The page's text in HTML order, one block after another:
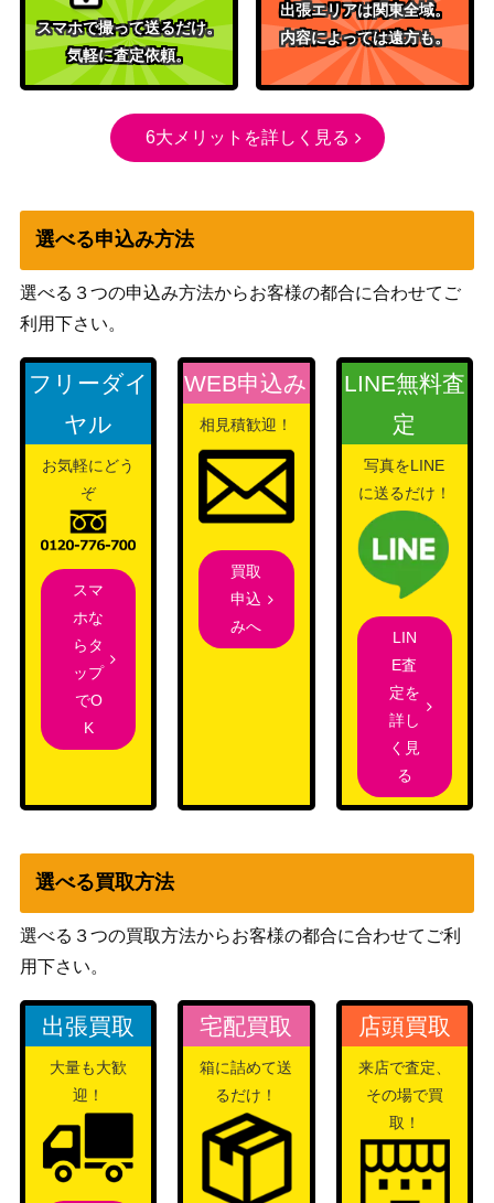
スマホで撮って送るだけ。
気軽に査定依頼。
出張エリアは関東全域。
内容によっては遠方も。
6大メリットを詳しく見る
選べる申込み方法
選べる３つの申込み方法からお客様の都合に合わせてご
利用下さい。
フリーダイ
ヤル
お気軽にどう
ぞ
スマ
ホな
らタ
ップ
でO
K
WEB申込み
相見積歓迎！
買取
申込
みへ
LINE無料査
定
写真をLINE
に送るだけ！
LIN
E査
定を
詳し
く見
る
選べる買取方法
選べる３つの買取方法からお客様の都合に合わせてご利
用下さい。
出張買取
大量も大歓
迎！
宅配買取
箱に詰めて送
るだけ！
店頭買取
来店で査定、
その場で買
取！